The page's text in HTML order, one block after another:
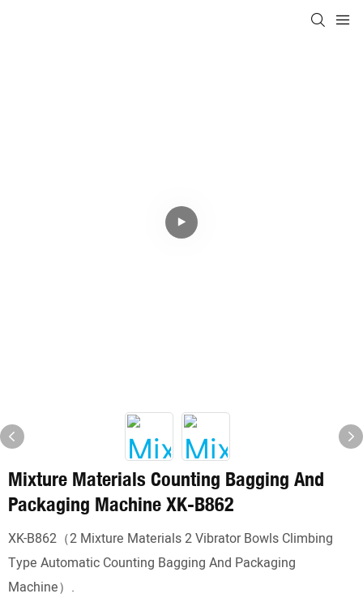
Mixture Materials Counting Bagging And
Packaging Machine XK-B862
XK-B862（2 Mixture Materials 2 Vibrator Bowls Climbing
Type Automatic Counting Bagging And Packaging
Machine）.